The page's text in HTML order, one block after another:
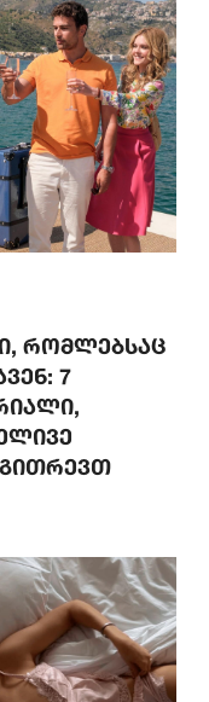
რომლებსაც
7